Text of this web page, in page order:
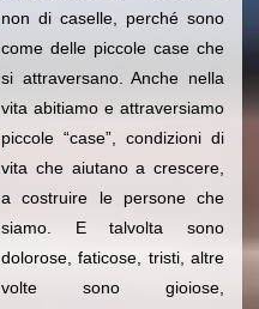
non di caselle, perché sono
come delle piccole case che
si attraversano. Anche nella
vita abitiamo e attraversiamo
piccole “case”, condizioni di
vita che aiutano a crescere,
a costruire le persone che
siamo. E talvolta sono
dolorose, faticose, tristi, altre
volte sono gioiose,